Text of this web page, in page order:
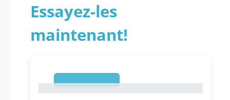
Essayez-les
maintenant!